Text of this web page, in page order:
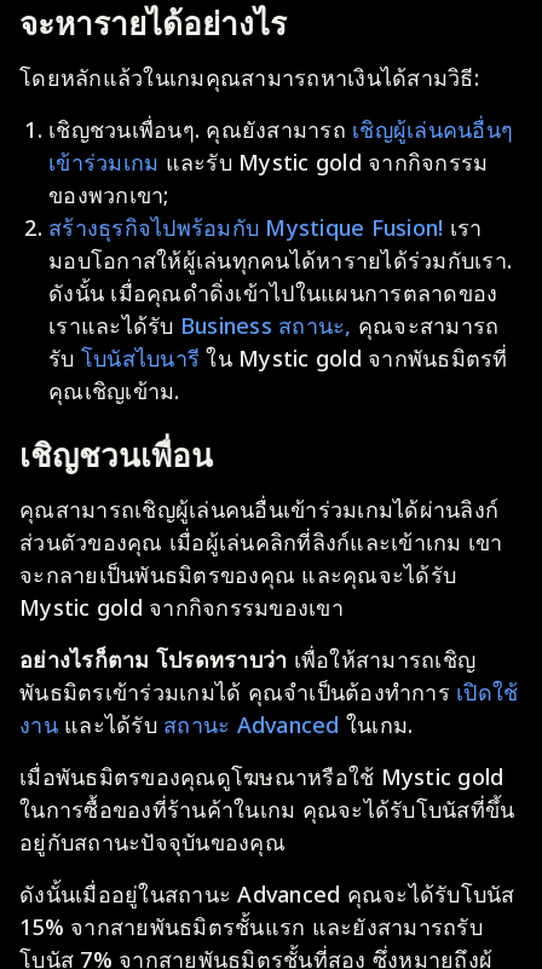
จะหารายได้อย่างไร
โดยหลักแล้วในเกมคุณสามารถหาเงินได้สามวิธี:
เชิญชวนเพื่อนๆ. คุณยังสามารถ เชิญผู้เล่นคนอื่นๆ
เข้าร่วมเกม และรับ Mystic gold จากกิจกรรม
ของพวกเขา;
สร้างธุรกิจไปพร้อมกับ Mystique Fusion! เรา
มอบโอกาสให้ผู้เล่นทุกคนได้หารายได้ร่วมกับเรา.
ดังนั้น เมื่อคุณดำดิ่งเข้าไปในแผนการตลาดของ
เราและได้รับ Business สถานะ, คุณจะสามารถ
รับ โบนัสไบนารี ใน Mystic gold จากพันธมิตรที่
คุณเชิญเข้าม.
เชิญชวนเพื่อน
คุณสามารถเชิญผู้เล่นคนอื่นเข้าร่วมเกมได้ผ่านลิงก์
ส่วนตัวของคุณ เมื่อผู้เล่นคลิกที่ลิงก์และเข้าเกม เขา
จะกลายเป็นพันธมิตรของคุณ และคุณจะได้รับ
Mystic gold จากกิจกรรมของเขา
อย่างไรก็ตาม โปรดทราบว่า เพื่อให้สามารถเชิญ
พันธมิตรเข้าร่วมเกมได้ คุณจำเป็นต้องทำการ เปิดใช้
งานและได้รับ สถานะ Advanced ในเกม.
เมื่อพันธมิตรของคุณดูโฆษณาหรือใช้ Mystic gold
ในการซื้อของที่ร้านค้าในเกม คุณจะได้รับโบนัสที่ขึ้น
อยู่กับสถานะปัจจุบันของคุณ
ดังนั้นเมื่ออยู่ในสถานะ Advanced คุณจะได้รับโบนัส
15% จากสายพันธมิตรชั้นแรก และยังสามารถรับ
โบนัส 7% จากสายพันธมิตรชั้นที่สอง ซึ่งหมายถึงผู้